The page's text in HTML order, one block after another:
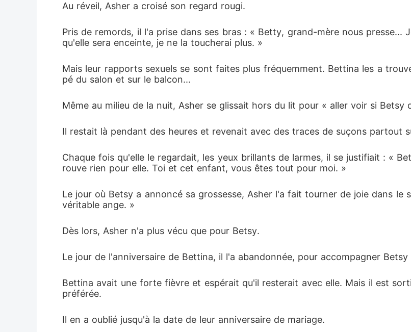
Au réveil, Asher a croisé son regard rougi.
Pris de remords, il l'a prise dans ses bras : « Betty, grand-mère nous presse...
qu'elle sera enceinte, je ne la toucherai plus. »
Mais leur rapports sexuels se sont faites plus fréquemment. Bettina les a
pé du salon et sur le balcon...
Même au milieu de la nuit, Asher se glissait hors du lit pour « aller voir si Betsy
Il restait là pendant des heures et revenait avec des traces de suçons partout
Chaque fois qu'elle le regardait, les yeux brillants de larmes, il se justifiait : «
rouve rien pour elle. Toi et cet enfant, vous êtes tout pour moi. »
Le jour où Betsy a annoncé sa grossesse, Asher l'a fait tourner de joie dans le
véritable ange. »
Dès lors, Asher n'a plus vécu que pour Betsy.
Le jour de l'anniversaire de Bettina, il l'a abandonnée, pour accompagner
Bettina avait une forte fièvre et espérait qu'il resterait avec elle. Mais il est
préférée.
Il en a oublié jusqu'à la date de leur anniversaire de mariage.